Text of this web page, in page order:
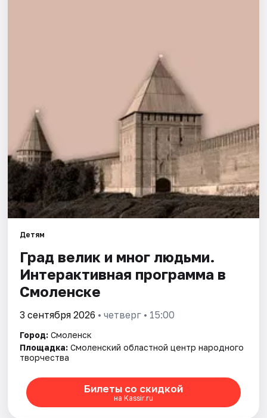
Детям
Град велик и мног людьми.
Интерактивная программа в
Смоленске
3 сентября 2026 • четверг • 15:00
Город: Смоленск
Площадка: Смоленский областной центр народного
творчества
Билеты со скидкой
на Kassir.ru